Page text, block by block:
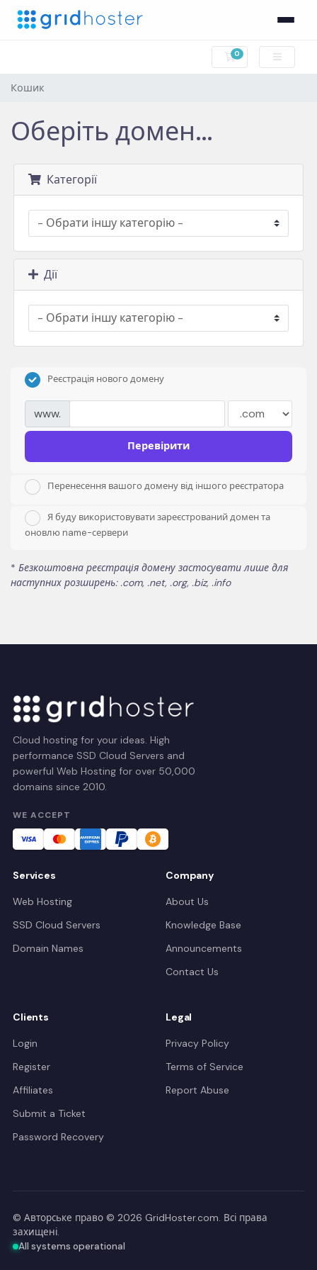
0
Кошик
Кошик
Оберіть домен...
Категорії
Дії
Реєстрація нового домену
www.
Перевірити
Перенесення вашого домену від іншого реєстратора
Я буду використовувати зареєстрований домен та
оновлю name-сервери
* Безкоштовна реєстрація домену застосувати лише для
наступних розширень: .com, .net, .org, .biz, .info
Cloud hosting for your ideas. High
performance SSD Cloud Servers and
powerful Web Hosting for over 50,000
domains since 2010.
WE ACCEPT
Services
Web Hosting
SSD Cloud Servers
Domain Names
Company
About Us
Knowledge Base
Announcements
Contact Us
Clients
Login
Register
Affiliates
Submit a Ticket
Password Recovery
Legal
Privacy Policy
Terms of Service
Report Abuse
© Авторське право © 2026 GridHoster.com. Всі права
захищені.
All systems operational